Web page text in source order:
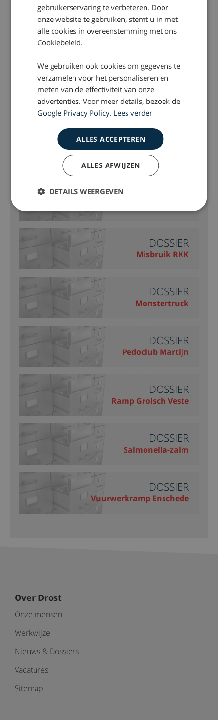
Aardbevingen Groningen
DOSSIER
Chirurg S. Rakic
DOSSIER
Chroom-6
DOSSIER
Misbruik RKK
DOSSIER
Monstertruck
DOSSIER
Pedoclub Martijn
DOSSIER
Ramp Grolsch Veste
DOSSIER
Salmonella-zalm
DOSSIER
Vuurwerkramp Enschede
Over Drost
Onze mensen
Werkwijze
Nieuws & Dossiers
Vacatures
Sitemap
gebruikerservaring te verbeteren. Door
onze website te gebruiken, stemt u in met
alle cookies in overeenstemming met ons
Cookiebeleid.
We gebruiken ook cookies om gegevens te
verzamelen voor het personaliseren en
meten van de effectiviteit van onze
advertenties. Voor meer details, bezoek de
Google Privacy Policy. Lees verder
ALLES ACCEPTEREN
ALLES AFWIJZEN
DETAILS WEERGEVEN